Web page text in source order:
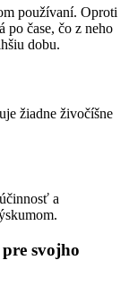
používaní. Oproti
po čase, čo z neho
dobu.
žiadne živočíšne
a
svojho